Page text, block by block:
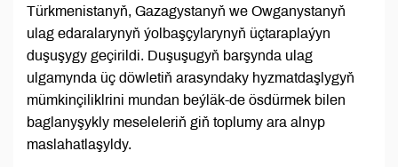
Türkmenistanyň, Gazagystanyň we Owganystanyň
ulag edaralarynyň ýolbaşçylarynyň üçtaraplaýyn
duşuşygy geçirildi. Duşuşugyň barşynda ulag
ulgamynda üç döwletiň arasyndaky hyzmatdaşlygyň
mümkinçiliklrini mundan beýläk-de ösdürmek bilen
baglanyşykly meseleleriň giň toplumy ara alnyp
maslahatlaşyldy.